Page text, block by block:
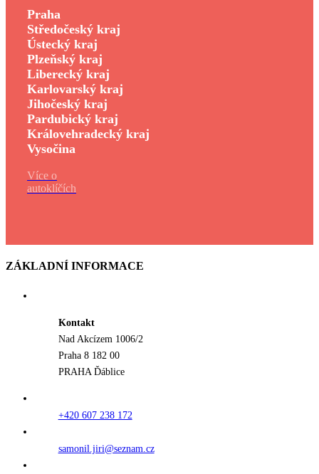
Praha
Středočeský kraj
Ústecký kraj
Plzeňský kraj
Liberecký kraj
Karlovarský kraj
Jihočeský kraj
Pardubický kraj
Královehradecký kraj
Vysočina
Více o
autoklíčích
ZÁKLADNÍ INFORMACE
Kontakt
Nad Akcízem 1006/2
Praha 8 182 00
PRAHA Ďáblice
+420 607 238 172
samonil.jiri@seznam.cz